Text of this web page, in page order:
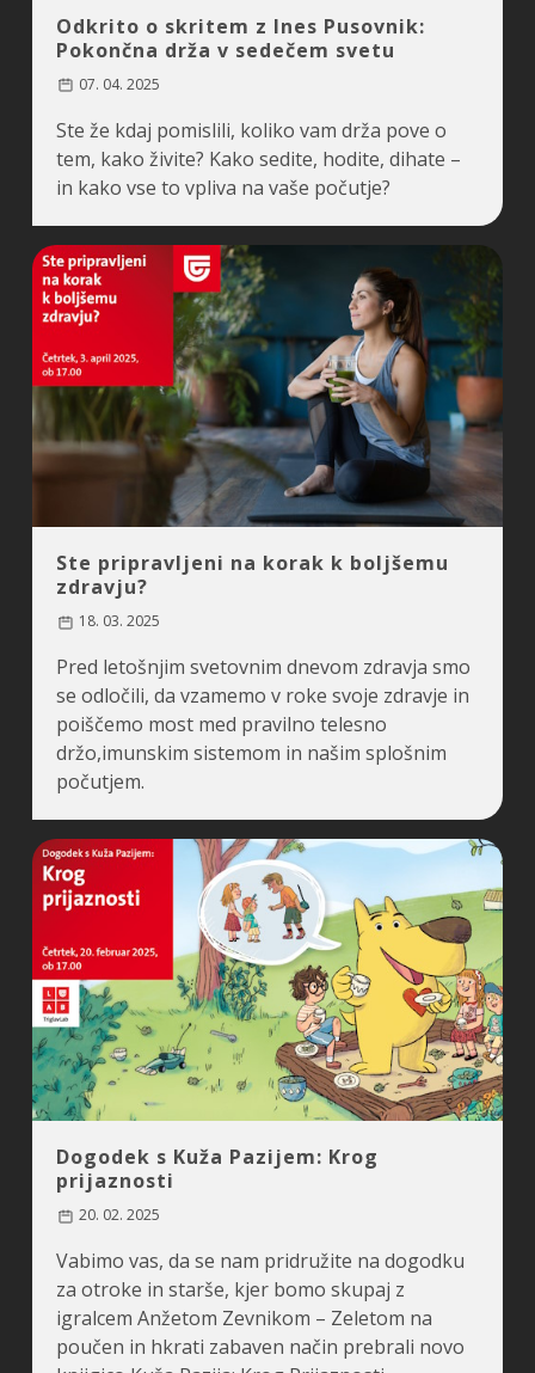
Odkrito o skritem z Ines Pusovnik:
Pokončna drža v sedečem svetu
07. 04. 2025
Ste že kdaj pomislili, koliko vam drža pove o
tem, kako živite? Kako sedite, hodite, dihate –
in kako vse to vpliva na vaše počutje?
Ste pripravljeni na korak k boljšemu
zdravju?
18. 03. 2025
Pred letošnjim svetovnim dnevom zdravja smo
se odločili, da vzamemo v roke svoje zdravje in
poiščemo most med pravilno telesno
držo,imunskim sistemom in našim splošnim
počutjem.
Dogodek s Kuža Pazijem: Krog
prijaznosti
20. 02. 2025
Vabimo vas, da se nam pridružite na dogodku
za otroke in starše, kjer bomo skupaj z
igralcem Anžetom Zevnikom – Zeletom na
poučen in hkrati zabaven način prebrali novo